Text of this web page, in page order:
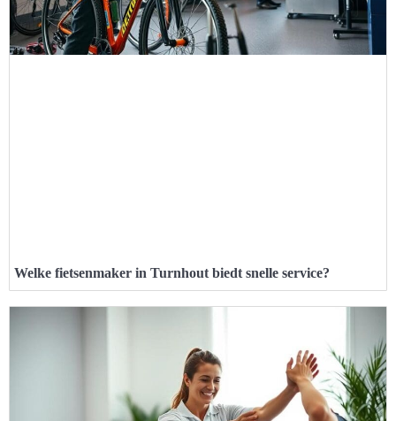
Welke fietsenmaker in Turnhout biedt snelle service?